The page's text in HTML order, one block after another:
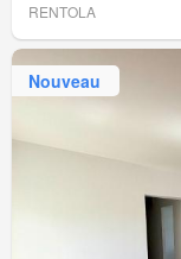
RENTOLA
Nouveau